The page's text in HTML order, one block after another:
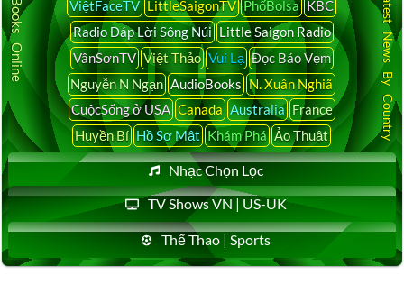
ViệtFaceTV LittleSaigonTV PhốBolsa KBC
Radio Đáp Lời Sông Núi Little Saigon Radio
VânSơnTV Việt Thảo Vui Lạ Đọc Báo Vẹm
Nguyễn N Ngạn AudioBooks N. Xuân Nghiã
CuộcSống ở USA Canada Australia France
Huyền Bí Hồ Sơ Mật Khám Phá Ảo Thuật
Nhạc Chọn Lọc
TV Shows VN | US-UK
Thể Thao | Sports
Latest News By Country